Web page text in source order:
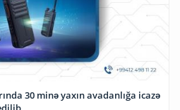
30 minə yaxın avadanlığa icazə